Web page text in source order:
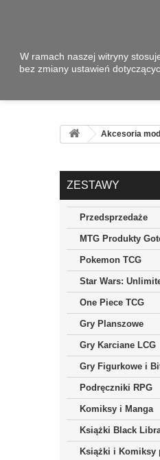
Akcesoria
ZESTAWY
Przedsprzedaże
MTG Produkty
Pokemon TCG
Star Wars:
One Piece TCG
Gry Planszowe
Gry Karciane LCG
Gry Figurkowe i
Podręczniki RPG
Komiksy i Manga
Książki Black
Książki i Komiksy
W ramach naszej witryny
bez zmiany ustawień